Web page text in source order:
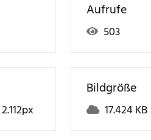
Aufrufe
503
2.112px
Bildgröße
17.424 KB